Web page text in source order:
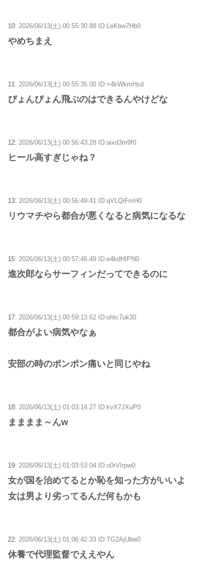
10: 2026/06/13(土) 00:55:30.88 ID:LeKbw7Hb0
やめちまえ
11: 2026/06/13(土) 00:55:35.00 ID:+4kWkmHsd
ぴょんぴょん飛ぶのはできるんやけどな
12: 2026/06/13(土) 00:56:43.28 ID:aixd3m9f0
ヒール高すぎじゃね？
13: 2026/06/13(土) 00:56:49.41 ID:qVLQiFmH0
リウマチやら都合が悪くなると病気になるな
15: 2026/06/13(土) 00:57:46.49 ID:e4kdHIPN0
進次郎ならサーフィンだってできるのに
17: 2026/06/13(土) 00:59:13.62 ID:ohtc7uk30
都合がよい病気やなぁ
安部の時のポンポン痛いと同じやね
18: 2026/06/13(土) 01:03:14.27 ID:kvX7JXuP0
まままま～んw
19: 2026/06/13(土) 01:03:53.04 ID:o0rVIrpw0
女が国を治めてるとか恥を知った方がいいよ
女は男より劣ってるんだ何もかも
22: 2026/06/13(土) 01:06:42.33 ID:TG2AjUbw0
休養で代理監督でええやん